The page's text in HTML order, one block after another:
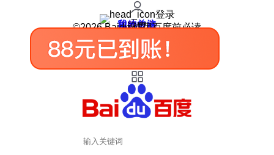
登录
我的关注
我的收藏
皮肤中心
用户反馈
设置
©2026 Baidu 使用百度前必读